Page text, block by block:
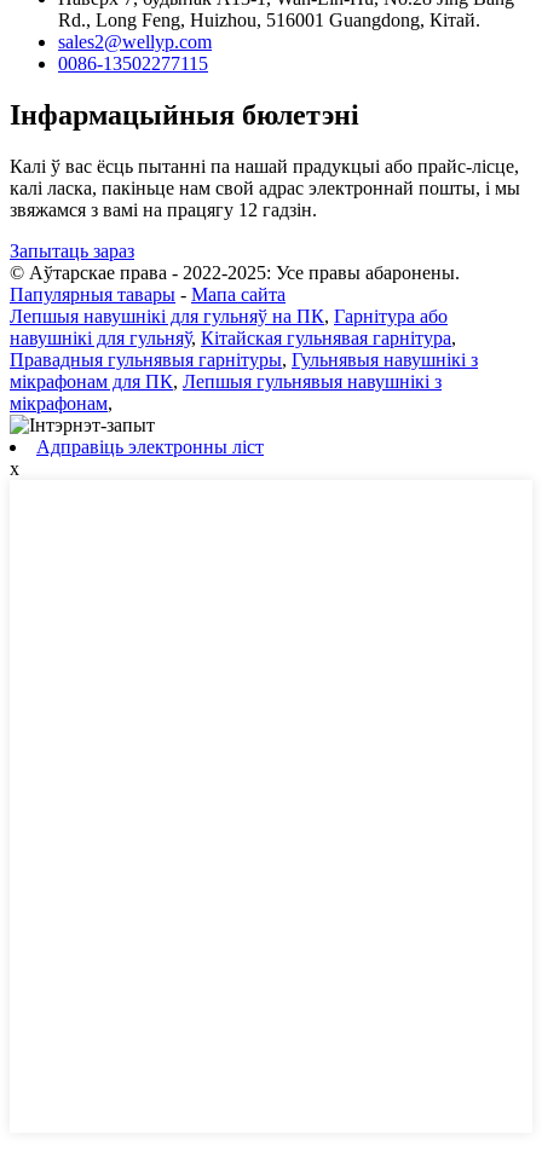
Rd., Long Feng, Huizhou, 516001 Guangdong, Кітай.
sales2@wellyp.com
0086-13502277115
Інфармацыйныя бюлетэні
Калі ў вас ёсць пытанні па нашай прадукцыі або прайс-лісце,
калі ласка, пакіньце нам свой адрас электроннай пошты, і мы
звяжамся з вамі на працягу 12 гадзін.
Запытаць зараз
© Аўтарскае права - 2022-2025: Усе правы абаронены.
Папулярныя тавары - Мапа сайта
Лепшыя навушнікі для гульняў на ПК, Гарнітура або
навушнікі для гульняў, Кітайская гульнявая гарнітура,
Правадныя гульнявыя гарнітуры, Гульнявыя навушнікі з
мікрафонам для ПК, Лепшыя гульнявыя навушнікі з
мікрафонам,
Адправіць электронны ліст
x